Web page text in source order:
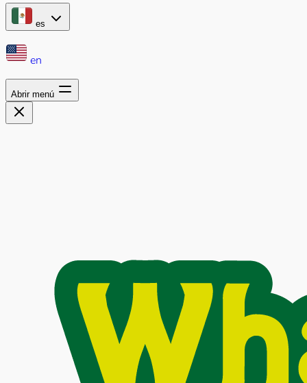
es
en
Abrir menú